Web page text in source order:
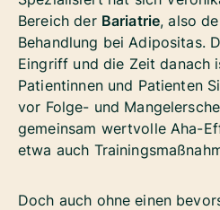
Bereich der Bariatrie, also
Behandlung bei Adipositas.
Eingriff und die Zeit danach
Patientinnen und Patienten
vor Folge- und
gemeinsam wertvolle Aha-
etwa auch
Doch auch ohne einen